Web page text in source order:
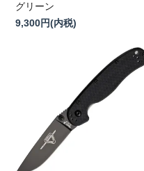
グリーン
9,300円(内税)